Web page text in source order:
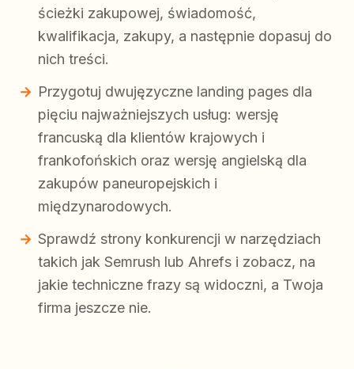
ścieżki zakupowej, świadomość,
kwalifikacja, zakupy, a następnie dopasuj do
nich treści.
Przygotuj dwujęzyczne landing pages dla
pięciu najważniejszych usług: wersję
francuską dla klientów krajowych i
frankofońskich oraz wersję angielską dla
zakupów paneuropejskich i
międzynarodowych.
Sprawdź strony konkurencji w narzędziach
takich jak Semrush lub Ahrefs i zobacz, na
jakie techniczne frazy są widoczni, a Twoja
firma jeszcze nie.